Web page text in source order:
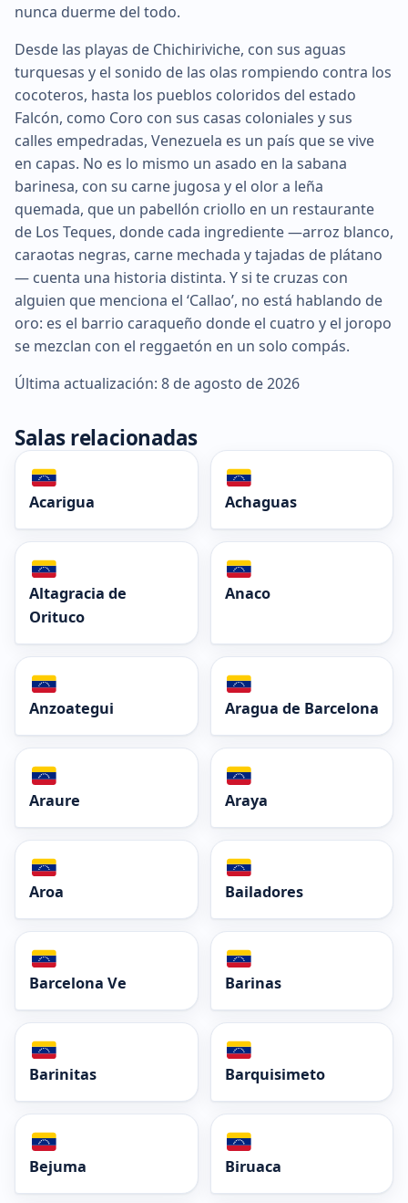
nunca duerme del todo.
Desde las playas de Chichiriviche, con sus aguas
turquesas y el sonido de las olas rompiendo contra los
cocoteros, hasta los pueblos coloridos del estado
Falcón, como Coro con sus casas coloniales y sus
calles empedradas, Venezuela es un país que se vive
en capas. No es lo mismo un asado en la sabana
barinesa, con su carne jugosa y el olor a leña
quemada, que un pabellón criollo en un restaurante
de Los Teques, donde cada ingrediente —arroz blanco,
caraotas negras, carne mechada y tajadas de plátano
— cuenta una historia distinta. Y si te cruzas con
alguien que menciona el ‘Callao’, no está hablando de
oro: es el barrio caraqueño donde el cuatro y el joropo
se mezclan con el reggaetón en un solo compás.
Última actualización: 8 de agosto de 2026
Salas relacionadas
Acarigua Achaguas
Altagracia de
Orituco
Anaco
Anzoategui Aragua de Barcelona
Araure Araya
Aroa Bailadores
Barcelona Ve Barinas
Barinitas Barquisimeto
Bejuma Biruaca